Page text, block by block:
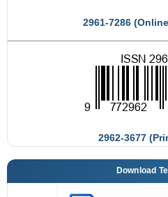
2961-7286
2962-3677
Download